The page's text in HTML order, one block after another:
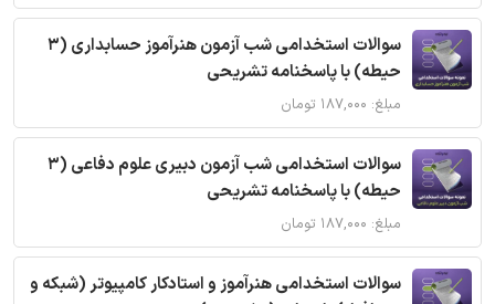
سوالات استخدامی شب آزمون هنرآموز حسابداری (3
حیطه) با پاسخنامه تشریحی
مبلغ: ۱۸۷,۰۰۰ تومان
سوالات استخدامی شب آزمون دبیری علوم دفاعی (3
حیطه) با پاسخنامه تشریحی
مبلغ: ۱۸۷,۰۰۰ تومان
سوالات استخدامی هنرآموز و استادکار کامپیوتر (شبکه و